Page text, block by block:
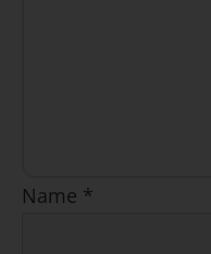
Name *